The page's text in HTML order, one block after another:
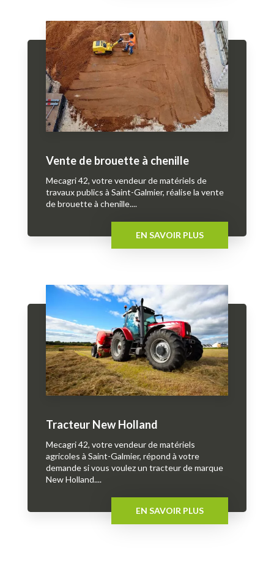
Vente de brouette à chenille
Mecagri 42, votre vendeur de matériels de
travaux publics à Saint-Galmier, réalise la vente
de brouette à chenille....
EN SAVOIR PLUS
Tracteur New Holland
Mecagri 42, votre vendeur de matériels
agricoles à Saint-Galmier, répond à votre
demande si vous voulez un tracteur de marque
New Holland....
EN SAVOIR PLUS